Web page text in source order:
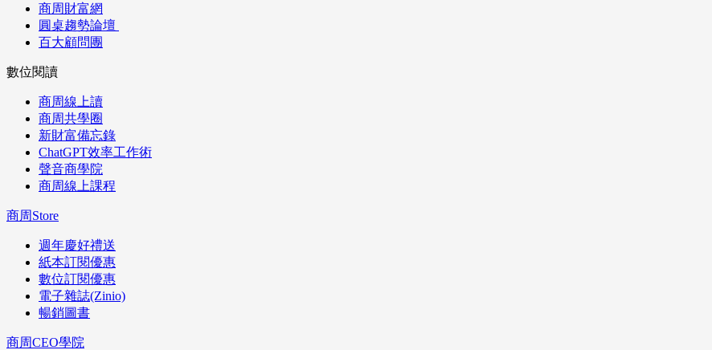
商周財富網
圓桌趨勢論壇
百大顧問團
數位閱讀
商周線上讀
商周共學圈
新財富備忘錄
ChatGPT效率工作術
聲音商學院
商周線上課程
商周Store
週年慶好禮送
紙本訂閱優惠
數位訂閱優惠
電子雜誌(Zinio)
暢銷圖書
商周CEO學院